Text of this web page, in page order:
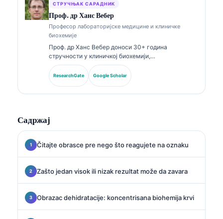
СТРУЧЊАК САРАДНИК
Проф. др Ханс Вебер
Професор лабораторијске медицине и клиничке
биохемије
Проф. др Ханс Вебер доноси 30+ година
стручности у клиничкој биохемији,
лабораторијској медицини и истраживању
биомаркера. Бивши председник Немачког
друштва за клиничку хемију, специјализован је за
ResearchGate Google Scholar
Садржај
Čitajte obrasce pre nego što reagujete na oznaku
Zašto jedan visok ili nizak rezultat može da zavara
Obrazac dehidratacije: koncentrisana biohemija krvi